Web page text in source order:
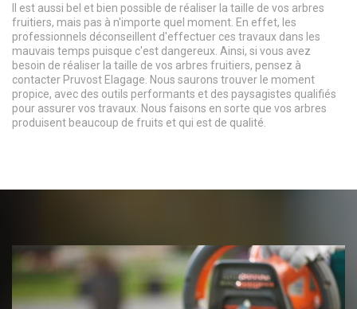
Il est aussi bel et bien possible de réaliser la taille de vos arbres
fruitiers, mais pas à n'importe quel moment. En effet, les
professionnels déconseillent d'effectuer ces travaux dans les
mauvais temps puisque c'est dangereux. Ainsi, si vous avez
besoin de réaliser la taille de vos arbres fruitiers, pensez à
contacter Pruvost Elagage. Nous saurons trouver le moment
propice, avec des outils performants et des paysagistes qualifiés
pour assurer vos travaux. Nous faisons en sorte que vos arbres
produisent beaucoup de fruits et qui est de qualité.